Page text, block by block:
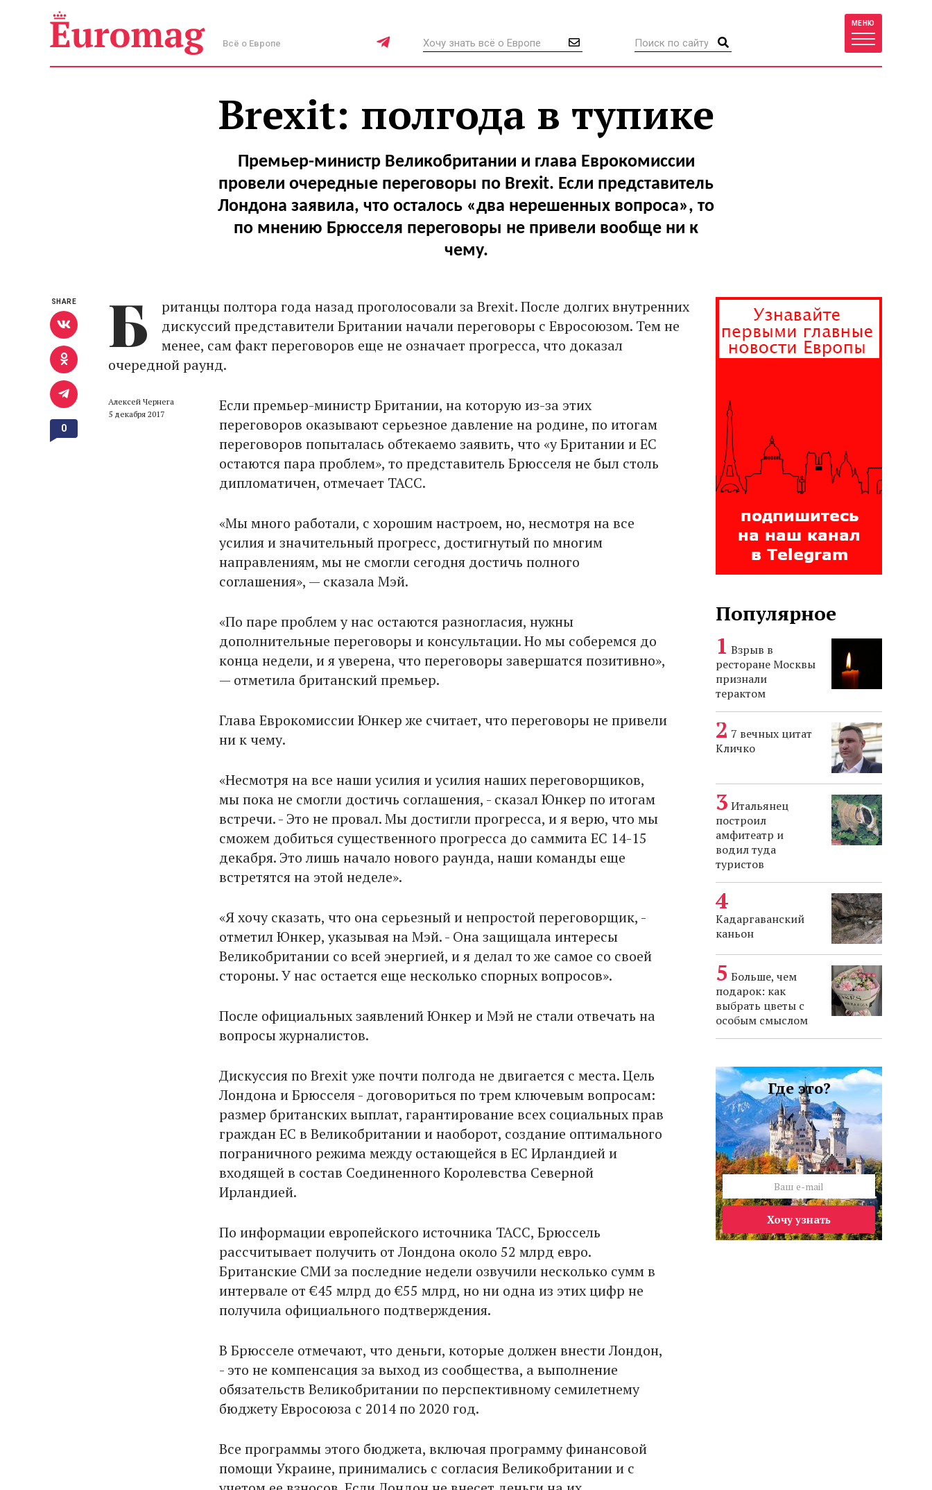
Всё о Европе
МЕНЮ
Brexit: полгода в тупике
Премьер-министр Великобритании и глава Еврокомиссии
провели очередные переговоры по Brexit. Если представитель
Лондона заявила, что осталось «два нерешенных вопроса», то
по мнению Брюсселя переговоры не привели вообще ни к
чему.
Б
ританцы полтора года назад проголосовали за Brexit. После долгих внутренних
дискуссий представители Британии начали переговоры с Евросоюзом. Тем не
менее, сам факт переговоров еще не означает прогресса, что доказал
очередной раунд.
Алексей Чернега
5 декабря 2017
Если премьер-министр Британии, на которую из-за этих
переговоров оказывают серьезное давление на родине, по итогам
переговоров попыталась обтекаемо заявить, что «у Британии и ЕС
остаются пара проблем», то представитель Брюсселя не был столь
дипломатичен, отмечает ТАСС.
«Мы много работали, с хорошим настроем, но, несмотря на все
усилия и значительный прогресс, достигнутый по многим
направлениям, мы не смогли сегодня достичь полного
соглашения», — сказала Мэй.
«По паре проблем у нас остаются разногласия, нужны
дополнительные переговоры и консультации. Но мы соберемся до
конца недели, и я уверена, что переговоры завершатся позитивно»,
— отметила британский премьер.
Глава Еврокомиссии Юнкер же считает, что переговоры не привели
ни к чему.
«Несмотря на все наши усилия и усилия наших переговорщиков,
мы пока не смогли достичь соглашения, - сказал Юнкер по итогам
встречи. - Это не провал. Мы достигли прогресса, и я верю, что мы
сможем добиться существенного прогресса до саммита ЕС 14-15
декабря. Это лишь начало нового раунда, наши команды еще
встретятся на этой неделе».
«Я хочу сказать, что она серьезный и непростой переговорщик, -
отметил Юнкер, указывая на Мэй. - Она защищала интересы
Великобритании со всей энергией, и я делал то же самое со своей
стороны. У нас остается еще несколько спорных вопросов».
После официальных заявлений Юнкер и Мэй не стали отвечать на
вопросы журналистов.
Дискуссия по Brexit уже почти полгода не двигается с места. Цель
Лондона и Брюсселя - договориться по трем ключевым вопросам:
размер британских выплат, гарантирование всех социальных прав
граждан ЕС в Великобритании и наоборот, создание оптимального
пограничного режима между остающейся в ЕС Ирландией и
входящей в состав Соединенного Королевства Северной
Ирландией.
По информации европейского источника ТАСС, Брюссель
рассчитывает получить от Лондона около 52 млрд евро.
Британские СМИ за последние недели озвучили несколько сумм в
интервале от €45 млрд до €55 млрд, но ни одна из этих цифр не
получила официального подтверждения.
В Брюсселе отмечают, что деньги, которые должен внести Лондон,
- это не компенсация за выход из сообщества, а выполнение
обязательств Великобритании по перспективному семилетнему
бюджету Евросоюза с 2014 по 2020 год.
Все программы этого бюджета, включая программу финансовой
помощи Украине, принимались с согласия Великобритании и с
SHARE
0
Популярное
Взрыв в
ресторане Москвы
признали
терактом
7 вечных цитат
Кличко
Итальянец
построил
амфитеатр и
водил туда
туристов
Кадаргаванский
каньон
Больше, чем
подарок: как
выбрать цветы с
особым смыслом
Где это?
Хочу узнать